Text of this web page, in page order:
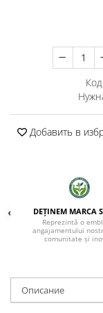
Добавить в
DEȚINEM MARCA
Reprezintă o
angajamentului
comunitate și
Oписание